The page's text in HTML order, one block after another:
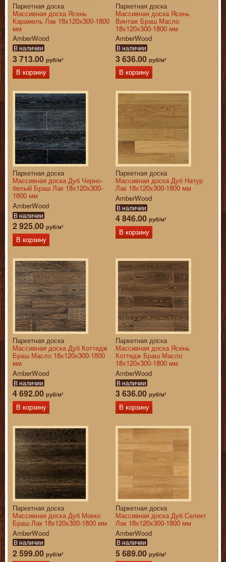
Паркетная доска
Массивная доска Ясень
Карамель Лак 18х120х300-1800
мм
AmberWood
В наличии
3 713.00 руб/м²
В корзину
Паркетная доска
Массивная доска Ясень
Винтаж Браш Масло
18х120х300-1800 мм
AmberWood
В наличии
3 636.00 руб/м²
В корзину
Паркетная доска
Массивная доска Дуб Черно-
белый Браш Лак 18х120х300-
1800 мм
AmberWood
В наличии
2 925.00 руб/м²
В корзину
Паркетная доска
Массивная доска Дуб Натур
Лак 18х120х300-1800 мм
AmberWood
В наличии
4 846.00 руб/м²
В корзину
Паркетная доска
Массивная доска Дуб Коттедж
Браш Масло 18х120х300-1800
мм
AmberWood
В наличии
4 692.00 руб/м²
В корзину
Паркетная доска
Массивная доска Ясень
Коттедж Браш Масло
18х120х300-1800 мм
AmberWood
В наличии
3 636.00 руб/м²
В корзину
Паркетная доска
Массивная доска Дуб Мокко
Браш Лак 18х120х300-1800 мм
AmberWood
В наличии
2 599.00 руб/м²
Паркетная доска
Массивная доска Дуб Селект
Лак 18х120х300-1800 мм
AmberWood
В наличии
5 689.00 руб/м²